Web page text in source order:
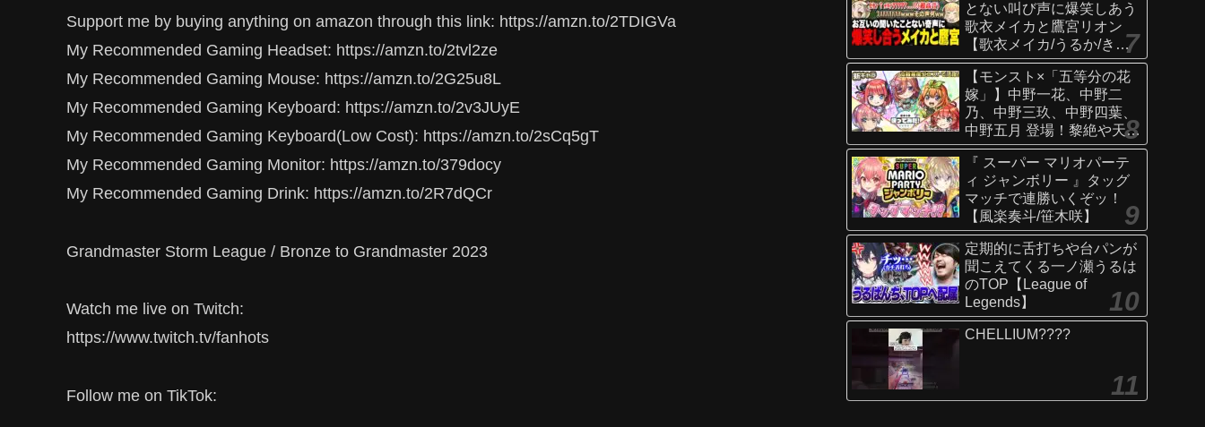
Support me by buying anything on amazon through this link: https://amzn.to/2TDIGVa
My Recommended Gaming Headset: https://amzn.to/2tvl2ze
My Recommended Gaming Mouse: https://amzn.to/2G25u8L
My Recommended Gaming Keyboard: https://amzn.to/2v3JUyE
My Recommended Gaming Keyboard(Low Cost): https://amzn.to/2sCq5gT
My Recommended Gaming Monitor: https://amzn.to/379docy
My Recommended Gaming Drink: https://amzn.to/2R7dQCr
Grandmaster Storm League / Bronze to Grandmaster 2023
Watch me live on Twitch:
https://www.twitch.tv/fanhots
Follow me on TikTok:
とない叫び声に爆笑しあう
歌衣メイカと鷹宮リオン
【歌衣メイカ/うるか/きな
こ/ありさか/鷹宮リオン】
【モンスト×「五等分の花
嫁」】中野一花、中野二
乃、中野三玖、中野四葉、
中野五月 登場！黎絶や天魔
の孤城〜空中庭園〜などで
活躍！オリジナルSSにも注
目！【新キャラ使ってみた
｜モンスト公式】
『 スーパー マリオパーテ
ィ ジャンボリー 』タッグ
マッチで連勝いくぞッ！
【風楽奏斗/笹木咲】
定期的に舌打ちや台パンが
聞こえてくる一ノ瀬うるは
のTOP【League of
Legends】
CHELLIUM????